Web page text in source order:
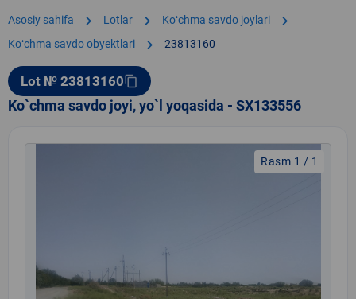
Asosiy sahifa chevron_right Lotlar chevron_right Koʻchma savdo joylari chevron_right
Koʻchma savdo obyektlari chevron_right 23813160
Lot № 23813160content_copy
Ko`chma savdo joyi, yo`l yoqasida - SX133556
Rasm 1 / 1